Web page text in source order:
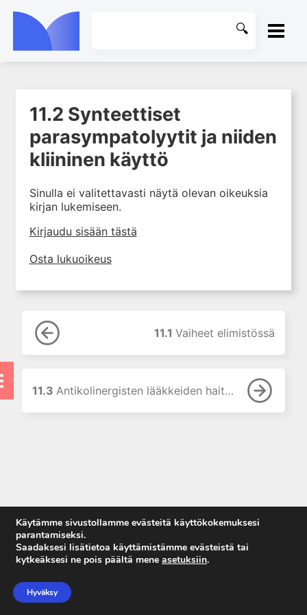
1. Johdanto farmakologiaan
2. Lääkkeiden kemia
3. Lääkekehitys
vaikutusmekanismit: reseptorit*
5. Farmakokinetiikka
6. Vierasainemetabolia
7. Lääkkeen annos, pitoisuus ja
vaste
8. Lääkemuodot ja antoreitit
perusteet
10. Kolinergistä stimulaatiota
aiheuttavat lääkkeet
muskariinireseptoreita
salpaavat lääkkeet
parasympatolyytit ja niiden
kliininen käyttö
11.3 Antikolinergisten
lääkkeiden
haittavaikutukset
12. Hermo-lihasliitokseen
11.2 Synteettiset
parasympatolyytit ja niiden
kliininen käyttö
Sinulla ei valitettavasti näytä olevan oikeuksia
kirjan lukemiseen.
Kirjaudu sisään tästä
Osta lukuoikeus
11.1 Vaiheet elimistössä
11.3Antikolinergisten lääkkeiden haittavaikutukset
Tietosuojaseloste
Käyttöehdot
Käytämme sivustollamme evästeitä käyttökokemuksesi
parantamiseksi.
Saadaksesi lisätietoa käyttämistämme evästeistä tai
kytkeäksesi ne pois päältä mene asetuksiin.
Hyväksy